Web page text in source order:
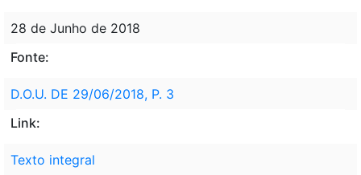
28 de Junho de 2018
Fonte:
D.O.U. DE 29/06/2018, P. 3
Link:
Texto integral